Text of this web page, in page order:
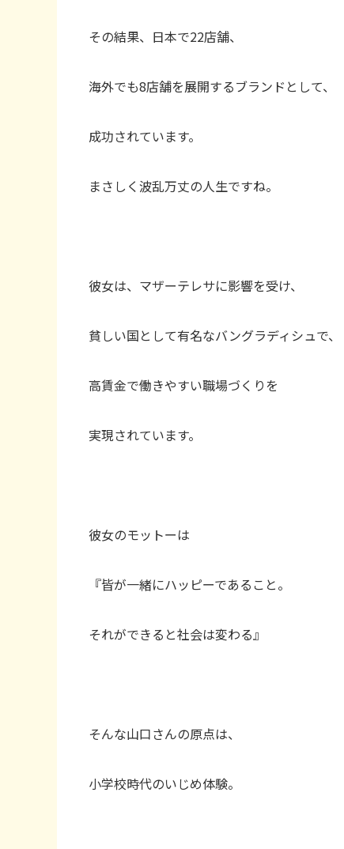
その結果、日本で22店舗、
海外でも8店舗を展開するブランドとして、
成功されています。
まさしく波乱万丈の人生ですね。
彼女は、マザーテレサに影響を受け、
貧しい国として有名なバングラディシュで、
高賃金で働きやすい職場づくりを
実現されています。
彼女のモットーは
『皆が一緒にハッピーであること。
それができると社会は変わる』
そんな山口さんの原点は、
小学校時代のいじめ体験。